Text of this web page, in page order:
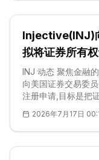
不被允许。这一裁
正与宗教学者合作,
的代币,而不再把每
Injective(INJ)
拟将证券所有
INJ 动态 聚焦金融
向美国证券交易委
注册申请,目标是把
新持有关系的机构
完成。Injective 认
代币持有者可以在
2026年7月17日